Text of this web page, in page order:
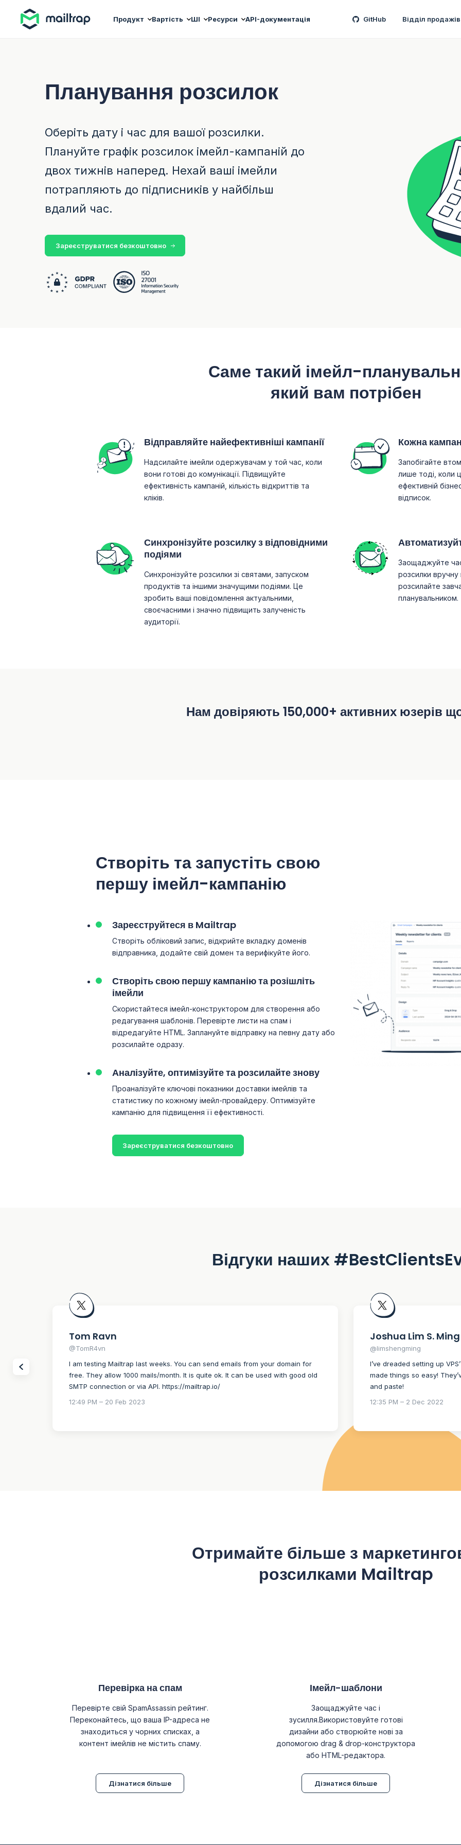
Продукт Вартість ШІ Ресурси API-документація GitHub Відділ продажів
Планування розсилок
Оберіть дату і час для вашої розсилки.
Плануйте графік розсилок імейл-кампаній до
двох тижнів наперед. Нехай ваші імейли
потрапляють до підписників у найбільш
вдалий час.
Зареєструватися безкоштовно
Саме такий імейл-
який вам потрібен
Відправляйте найефективніші кампанії
Надсилайте імейли одержувачам у той час, коли
вони готові до комунікації. Підвищуйте
ефективність кампаній, кількість відкриттів та
кліків.
Кожна
Запобігайте
лише тоді, коли
ефективній
відписок.
Синхронізуйте розсилку з відповідними
подіями
Синхронізуйте розсилки зі святами, запуском
продуктів та іншими значущими подіями. Це
зробить ваші повідомлення актуальними,
своєчасними і значно підвищить залученість
аудиторії.
Заощаджуйте
розсилки вручну
розсилайте
планувальником.
Нам довіряють 150,000+ активних юзерів
Створіть та запустіть свою
першу імейл-кампанію
Зареєструйтеся в Mailtrap
Створіть обліковий запис, відкрийте вкладку доменів
відправника, додайте свій домен та верифікуйте його.
Створіть свою першу кампанію та розішліть
імейли
Скористайтеся імейл-конструктором для створення або
редагування шаблонів. Перевірте листи на спам і
відредагуйте HTML. Заплануйте відправку на певну дату або
розсилайте одразу.
Аналізуйте, оптимізуйте та розсилайте знову
Проаналізуйте ключові показники доставки імейлів та
статистику по кожному імейл-провайдеру. Оптимізуйте
кампанію для підвищення її ефективності.
Зареєструватися безкоштовно
Відгуки наших
Tom Ravn
@TomR4vn
I am testing Mailtrap last weeks. You can send emails from your domain for
free. They allow 1000 mails/month. It is quite ok. It can be used with good old
SMTP connection or via API. https://mailtrap.io/
12:49 PM – 20 Feb 2023
Joshua Lim S. Ming
@limshengming
I’ve dreaded setting up
made things so easy!
and paste!
12:35 PM – 2 Dec 2022
Отримайте більше з
розсилками Mailtrap
Перевірка на спам
Перевірте свій SpamAssassin рейтинг.
Переконайтесь, що ваша IP-адреса не
знаходиться у чорних списках, а
контент імейлів не містить спаму.
Дізнатися більше
Імейл-шаблони
Заощаджуйте час і
зусилля.Використовуйте готові
дизайни або створюйте нові за
допомогою drag & drop-конструктора
або HTML-редактора.
Дізнатися більше